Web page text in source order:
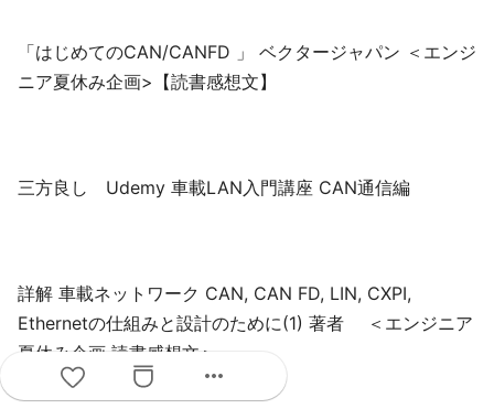
「はじめてのCAN/CANFD 」 ベクタージャパン ＜エンジ
ニア夏休み企画>【読書感想文】
三方良し Udemy 車載LAN入門講座 CAN通信編
詳解 車載ネットワーク CAN, CAN FD, LIN, CXPI,
Ethernetの仕組みと設計のために(1) 著者 ＜エンジニア
夏休み企画 読書感想文＞
more_horiz